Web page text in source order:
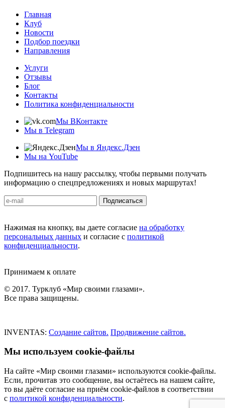
Главная
Клуб
Новости
Подбор поездки
Направления
Услуги
Отзывы
Блог
Контакты
Политика конфиденциальности
Мы ВКонтакте
Мы в Telegram
Мы в Яндекс.Дзен
Мы на YouTube
Подпишитесь на нашу рассылку, чтобы первыми получать
информацию о спецпредложениях и новых маршрутах!
Подписаться
Нажимая на кнопку, вы даете согласие на обработку
персональных данных и согласие с политикой
конфиденциальности.
Принимаем к оплате
© 2017. Турклуб «Мир своими глазами».
Все права защищены.
INVENTAS: Создание сайтов. Продвижение сайтов.
Мы используем cookie-файлы
На сайте «Мир своими глазами» используются cookie-файлы.
Если, прочитав это сообщение, вы остаётесь на нашем сайте,
то вы даёте согласие на приём cookie-файлов в соответствии
с политикой конфиденциальности.